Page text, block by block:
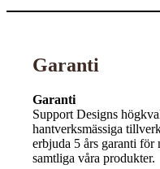
Garanti
Garanti
Support Designs
hantverksmässiga
erbjuda 5 års garanti
samtliga våra produkter.